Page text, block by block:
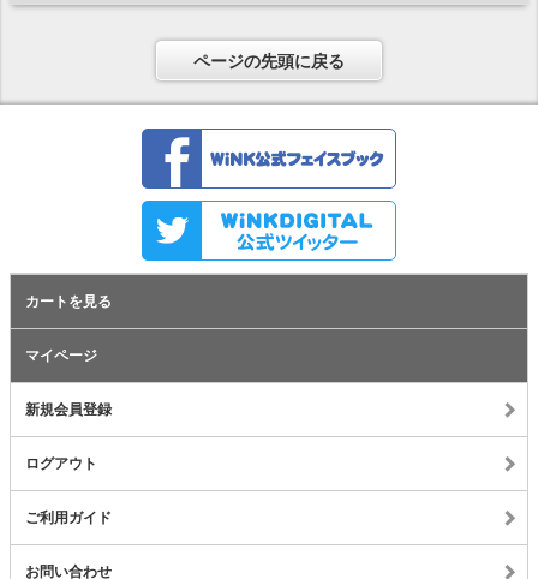
ページの先頭に戻る
カートを見る
マイページ
新規会員登録
ログアウト
ご利用ガイド
お問い合わせ